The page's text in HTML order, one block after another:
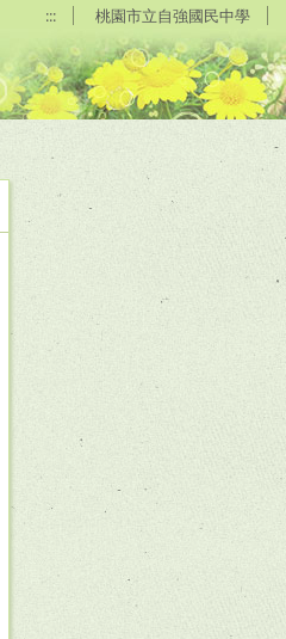
::: 桃園市立自強國民中學